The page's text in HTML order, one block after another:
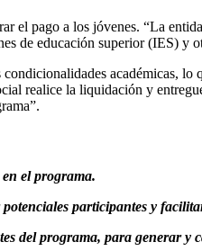
el pago a los jóvenes. “La
de educación superior (IES) y
académicas,
realice la liquidación y
el programa.
participantes y
del programa, para generar y